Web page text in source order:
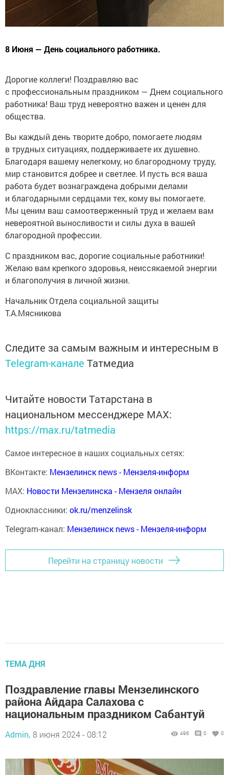
8 Июня — День социального работника.
Дорогие коллеги! Поздравляю вас
с профессиональным праздником — Днем социального
работника! Ваш труд невероятно важен и ценен для
общества.
Вы каждый день творите добро, помогаете людям
в трудных ситуациях, поддерживаете их душевно.
Благодаря вашему нелегкому, но благородному труду,
мир становится добрее и светлее. И пусть вся ваша
работа будет вознаграждена добрыми делами
и благодарными сердцами тех, кому вы помогаете.
Мы ценим ваш самоотверженный труд и желаем вам
невероятной выносливости и силы духа в вашей
благородной профессии.
С праздником вас, дорогие социальные работники!
Желаю вам крепкого здоровья, неиссякаемой энергии
и благополучия в личной жизни.
Начальник Отдела социальной защиты
Т.А.Мясникова
Следите за самым важным и интересным в
Telegram-канале Татмедиа
Читайте новости Татарстана в
национальном мессенджере MАХ:
https://max.ru/tatmedia
Самое интересное в наших социальных сетях:
ВКонтакте: Мензелинск news - Мензеля-информ
MAX: Новости Мензелинска - Мензеля онлайн
Одноклассники: ok.ru/menzelinsk
Telegram-канал: Мензелинск news - Мензеля-информ
Перейти на страницу новости
ТЕМА ДНЯ
Поздравление главы Мензелинского
района Айдара Салахова с
национальным праздником Сабантуй
Admin, 8 июня 2024 - 08:12 496 0 0